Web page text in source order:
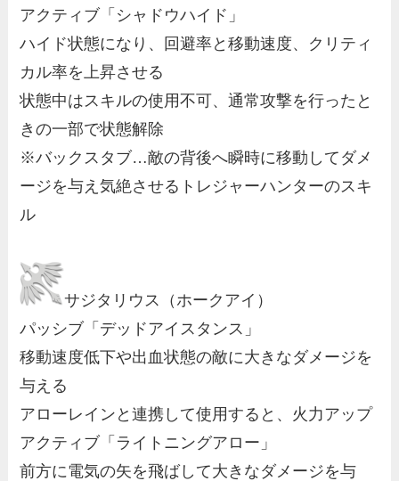
アクティブ「シャドウハイド」
ハイド状態になり、回避率と移動速度、クリティ
カル率を上昇させる
状態中はスキルの使用不可、通常攻撃を行ったと
きの一部で状態解除
※バックスタブ…敵の背後へ瞬時に移動してダメ
ージを与え気絶させるトレジャーハンターのスキ
ル
サジタリウス（ホークアイ）
パッシブ「デッドアイスタンス」
移動速度低下や出血状態の敵に大きなダメージを
与える
アローレインと連携して使用すると、火力アップ
アクティブ「ライトニングアロー」
前方に電気の矢を飛ばして大きなダメージを与